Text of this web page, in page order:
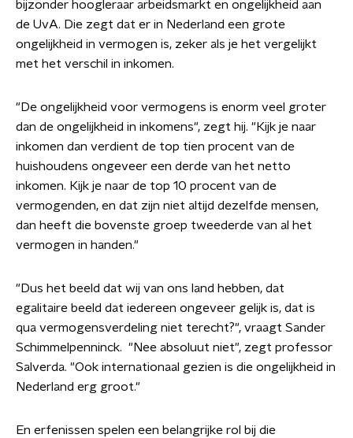
bijzonder hoogleraar arbeidsmarkt en ongelijkheid aan
de UvA. Die zegt dat er in Nederland een grote
ongelijkheid in vermogen is, zeker als je het vergelijkt
met het verschil in inkomen.
"De ongelijkheid voor vermogens is enorm veel groter
dan de ongelijkheid in inkomens", zegt hij. "Kijk je naar
inkomen dan verdient de top tien procent van de
huishoudens ongeveer een derde van het netto
inkomen. Kijk je naar de top 10 procent van de
vermogenden, en dat zijn niet altijd dezelfde mensen,
dan heeft die bovenste groep tweederde van al het
vermogen in handen."
"Dus het beeld dat wij van ons land hebben, dat
egalitaire beeld dat iedereen ongeveer gelijk is, dat is
qua vermogensverdeling niet terecht?", vraagt Sander
Schimmelpenninck. "Nee absoluut niet", zegt professor
Salverda. "Ook internationaal gezien is die ongelijkheid in
Nederland erg groot."
En erfenissen spelen een belangrijke rol bij die